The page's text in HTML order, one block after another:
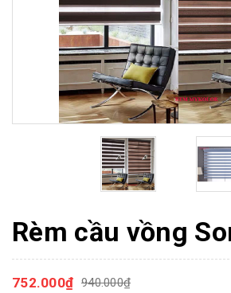
Rèm cầu vồng
752.000₫ 940.000₫